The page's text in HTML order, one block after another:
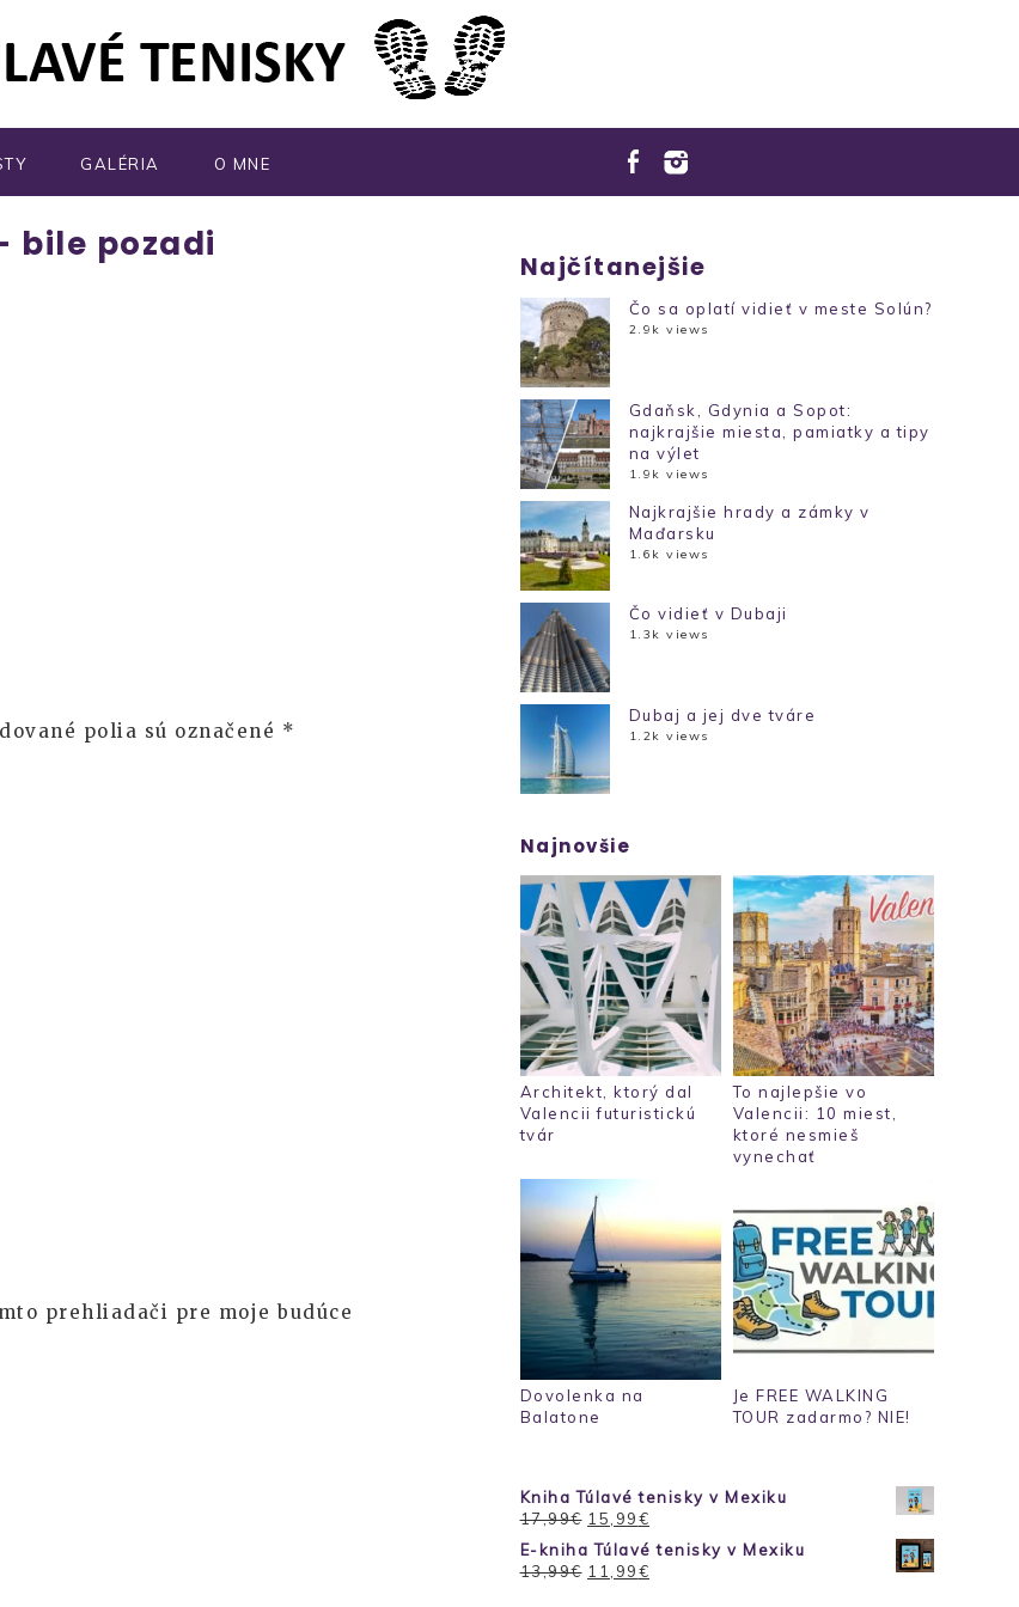
GALÉRIA O MNE
bile pozadi
polia sú označené *
prehliadači pre moje budúce
Najčítanejšie
Čo sa oplatí vidieť v meste Solún?
2.9k views
Gdaňsk, Gdynia a Sopot:
najkrajšie miesta, pamiatky a tipy
na výlet
1.9k views
Najkrajšie hrady a zámky v
Maďarsku
1.6k views
Čo vidieť v Dubaji
1.3k views
Dubaj a jej dve tváre
1.2k views
Najnovšie
Architekt, ktorý dal
Valencii futuristickú
tvár
To najlepšie vo
Valencii: 10 miest,
ktoré nesmieš
vynechať
Dovolenka na
Balatone
Je FREE WALKING
TOUR zadarmo? NIE!
Kniha Túlavé tenisky v Mexiku
17,99€ Pôvodná
cena
bola:
17,99€.
15,99€
cena
je:
15,99€.
E-kniha Túlavé tenisky v Mexiku
13,99€ Pôvodná
11,99€